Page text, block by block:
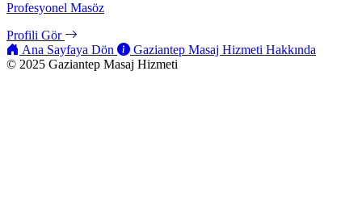
Profesyonel Masöz
Profili Gör
Ana Sayfaya Dön
Gaziantep Masaj Hizmeti Hakkında
© 2025 Gaziantep Masaj Hizmeti